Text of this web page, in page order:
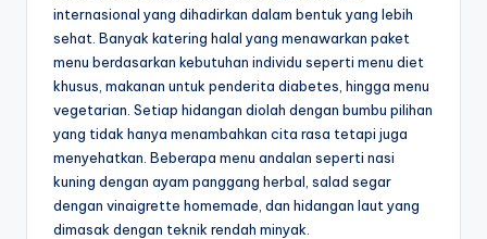
internasional yang dihadirkan dalam bentuk yang lebih
sehat. Banyak katering halal yang menawarkan paket
menu berdasarkan kebutuhan individu seperti menu diet
khusus, makanan untuk penderita diabetes, hingga menu
vegetarian. Setiap hidangan diolah dengan bumbu pilihan
yang tidak hanya menambahkan cita rasa tetapi juga
menyehatkan. Beberapa menu andalan seperti nasi
kuning dengan ayam panggang herbal, salad segar
dengan vinaigrette homemade, dan hidangan laut yang
dimasak dengan teknik rendah minyak.